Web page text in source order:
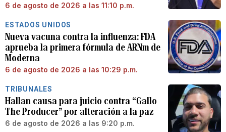
6 de agosto de 2026 a las 11:10 p.m.
ESTADOS UNIDOS
Nueva vacuna contra la influenza: FDA
aprueba la primera fórmula de ARNm de
Moderna
6 de agosto de 2026 a las 10:29 p.m.
TRIBUNALES
Hallan causa para juicio contra “Gallo
The Producer” por alteración a la paz
6 de agosto de 2026 a las 9:20 p.m.